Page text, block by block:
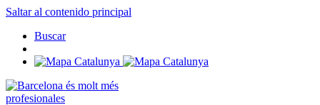
Saltar al contenido principal
Buscar
profesionales